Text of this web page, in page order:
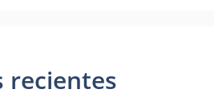
recientes